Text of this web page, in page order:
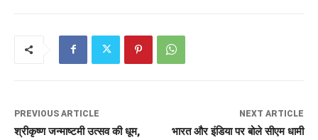
PREVIOUS ARTICLE
श्रीकृष्ण जन्माष्टमी उत्सव की धूम,
NEXT ARTICLE
भारत और इंडिया पर बोले सीएम धामी